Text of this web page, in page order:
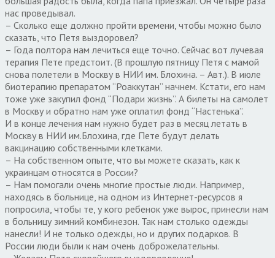
нас проведывал.
– Сколько еще должно пройти времени, чтобы можно было
сказать, что Петя выздоровел?
– Года полтора нам лечиться еще точно. Сейчас вот лучевая
терапия Пете предстоит. (В прошлую пятницу Петя с мамой
снова полетели в Москву в НИИ им. Блохина. – Авт.). В июле
биотерапию препаратом “Роаккутан” начнем. Кстати, его нам
тоже уже закупил фонд “Подари жизнь”. А билеты на самолет
в Москву и обратно нам уже оплатил фонд “Настенька”.
И в конце лечения нам нужно будет раз в месяц летать в
Москву в НИИ им.Блохина, где Пете будут делать
вакцинацию собственными клетками.
– На собственном опыте, что вы можете сказать, как к
украинцам относятся в России?
– Нам помогали очень многие простые люди. Например,
находясь в больнице, на одном из Интернет-ресурсов я
попросила, чтобы те, у кого ребенок уже вырос, принесли нам
в больницу зимний комбинезон. Так нам столько одежды
нанесли! И не только одежды, но и других подарков. В
России люди были к нам очень доброжелательны.